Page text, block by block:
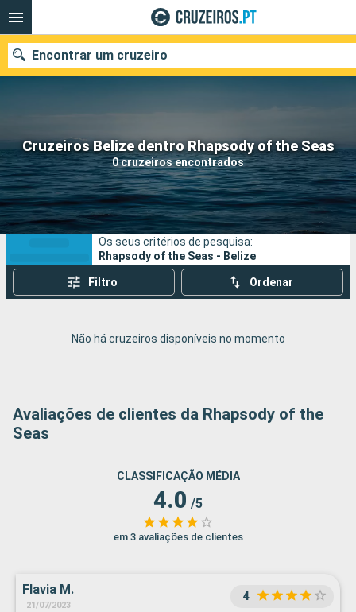
Cruzeiros Belize dentro Rhapsody of the Seas
0 cruzeiros encontrados
Encontrar um cruzeiro
Quando ir?
Data de partida
Portos Companhias
Pesquisar
Os seus critérios de pesquisa:
Rhapsody of the Seas - Belize
Filtro Ordenar
Não há cruzeiros disponíveis no momento
Avaliações de clientes da Rhapsody of the
Seas
CLASSIFICAÇÃO MÉDIA
4.0 /5
em 3 avaliações de clientes
Flavia M.
21/07/2023
4